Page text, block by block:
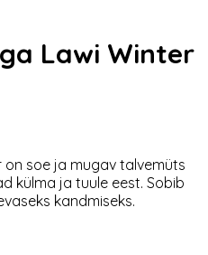
Lawi Winter
on soe ja mugav talvemüts
külma ja tuule eest. Sobib
kandmiseks.